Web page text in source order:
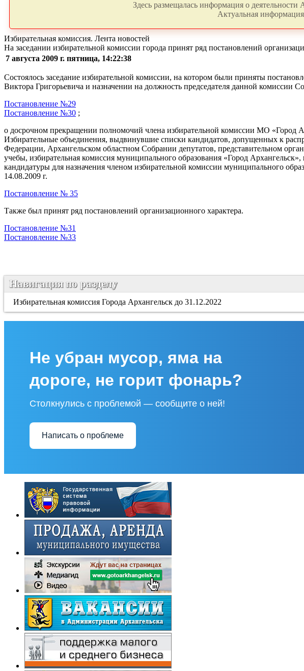
Здесь размещалась информация о
Актуальная
Избирательная комиссия. Лента новостей
На заседании избирательной комиссии города принят ряд постановлений
7 августа 2009 г. пятница, 14:22:38
Состоялось заседание избирательной комиссии, на котором были приняты
Виктора Григорьевича и назначении на должность председателя данной комиссии
Постановление №29
Постановление №30 ;
о досрочном прекращении полномочий члена избирательной комиссии МО «Город
Избирательные объединения, выдвинувшие списки кандидатов, допущенных к
Федерации, Архангельском областном Собрании депутатов, представительном
учебы, избирательная комиссия муниципального образования «Город
кандидатуры для назначения членом избирательной комиссии муниципального
14.08.2009 г.
Постановление № 35
Также был принят ряд постановлений организационного характера.
Постановление №31
Постановление №33
Навигация по разделу
Избирательная комиссия Города Архангельск до 31.12.2022
Не убран мусор, яма на
дороге, не горит фонарь?
Столкнулись с проблемой — сообщите о ней!
Написать о проблеме